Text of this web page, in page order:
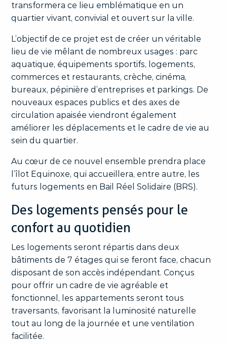
transformera ce lieu emblématique en un
quartier vivant, convivial et ouvert sur la ville.
L’objectif de ce projet est de créer un véritable
lieu de vie mêlant de nombreux usages : parc
aquatique, équipements sportifs, logements,
commerces et restaurants, crèche, cinéma,
bureaux, pépinière d’entreprises et parkings. De
nouveaux espaces publics et des axes de
circulation apaisée viendront également
améliorer les déplacements et le cadre de vie au
sein du quartier.
Au cœur de ce nouvel ensemble prendra place
l’îlot Equinoxe, qui accueillera, entre autre, les
futurs logements en Bail Réel Solidaire (BRS).
Des logements pensés pour le
confort au quotidien
Les logements seront répartis dans deux
bâtiments de 7 étages qui se feront face, chacun
disposant de son accès indépendant. Conçus
pour offrir un cadre de vie agréable et
fonctionnel, les appartements seront tous
traversants, favorisant la luminosité naturelle
tout au long de la journée et une ventilation
facilitée.